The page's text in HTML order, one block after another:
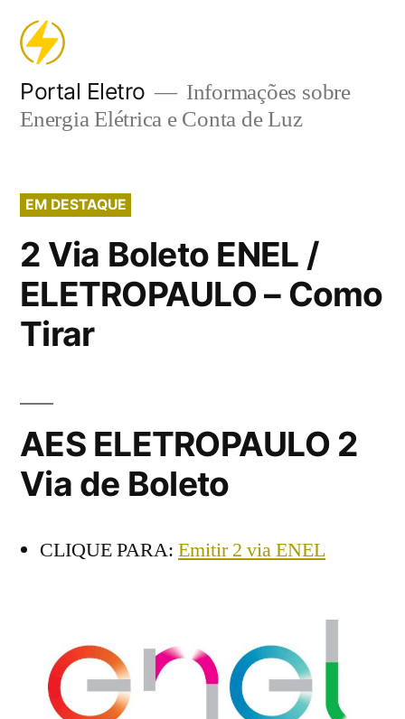
Pular
para
conteúdo
Portal Eletro
Informações sobre
Energia Elétrica e Conta de Luz
EM DESTAQUE
2 Via Boleto ENEL /
ELETROPAULO – Como
Tirar
AES ELETROPAULO 2
Via de Boleto
CLIQUE PARA: Emitir 2 via ENEL